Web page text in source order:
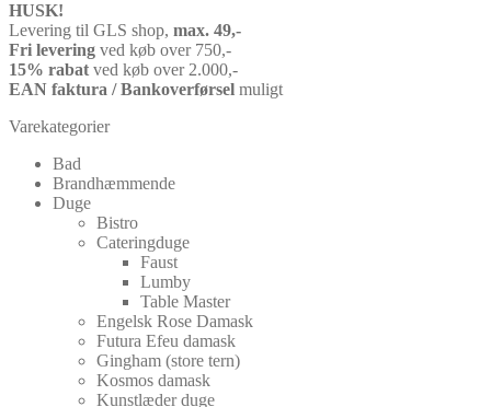
HUSK!
Levering til GLS shop, max. 49,-
Fri levering ved køb over 750,-
15% rabat ved køb over 2.000,-
EAN faktura / Bankoverførsel muligt
Varekategorier
Bad
Brandhæmmende
Duge
Bistro
Cateringduge
Faust
Lumby
Table Master
Engelsk Rose Damask
Futura Efeu damask
Gingham (store tern)
Kosmos damask
Kunstlæder duge